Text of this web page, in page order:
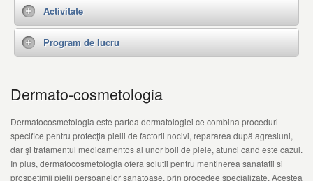
Activitate
Program de lucru
Dermato-cosmetologia
Dermatocosmetologia este partea dermatologiei ce combina proceduri
specifice pentru protecţia pielii de factorii nocivi, repararea după agresiuni,
dar şi tratamentul medicamentos al unor boli de piele, atunci cand este cazul.
In plus, dermatocosmetologia ofera solutii pentru mentinerea sanatatii si
prospetimii pielii persoanelor sanatoase, prin procedee specializate. Acestea